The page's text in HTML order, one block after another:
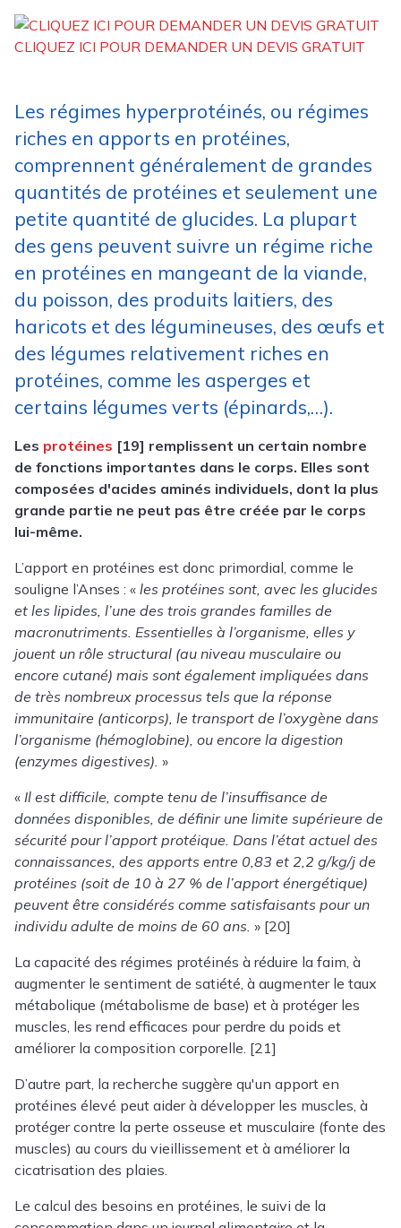
CLIQUEZ ICI POUR DEMANDER UN DEVIS GRATUIT
Les régimes hyperprotéinés, ou régimes
riches en apports en protéines,
comprennent généralement de grandes
quantités de protéines et seulement une
petite quantité de glucides. La plupart
des gens peuvent suivre un régime riche
en protéines en mangeant de la viande,
du poisson, des produits laitiers, des
haricots et des légumineuses, des œufs et
des légumes relativement riches en
protéines, comme les asperges et
certains légumes verts (épinards,…).
Les protéines [19] remplissent un certain nombre
de fonctions importantes dans le corps. Elles sont
composées d'acides aminés individuels, dont la plus
grande partie ne peut pas être créée par le corps
lui-même.
L’apport en protéines est donc primordial, comme le
souligne l’Anses : « les protéines sont, avec les glucides
et les lipides, l’une des trois grandes familles de
macronutriments. Essentielles à l’organisme, elles y
jouent un rôle structural (au niveau musculaire ou
encore cutané) mais sont également impliquées dans
de très nombreux processus tels que la réponse
immunitaire (anticorps), le transport de l’oxygène dans
l’organisme (hémoglobine), ou encore la digestion
(enzymes digestives). »
« Il est difficile, compte tenu de l’insuffisance de
données disponibles, de définir une limite supérieure de
sécurité pour l’apport protéique. Dans l’état actuel des
connaissances, des apports entre 0,83 et 2,2 g/kg/j de
protéines (soit de 10 à 27 % de l’apport énergétique)
peuvent être considérés comme satisfaisants pour un
individu adulte de moins de 60 ans. » [20]
La capacité des régimes protéinés à réduire la faim, à
augmenter le sentiment de satiété, à augmenter le taux
métabolique (métabolisme de base) et à protéger les
muscles, les rend efficaces pour perdre du poids et
améliorer la composition corporelle. [21]
D’autre part, la recherche suggère qu'un apport en
protéines élevé peut aider à développer les muscles, à
protéger contre la perte osseuse et musculaire (fonte des
muscles) au cours du vieillissement et à améliorer la
cicatrisation des plaies.
Le calcul des besoins en protéines, le suivi de la